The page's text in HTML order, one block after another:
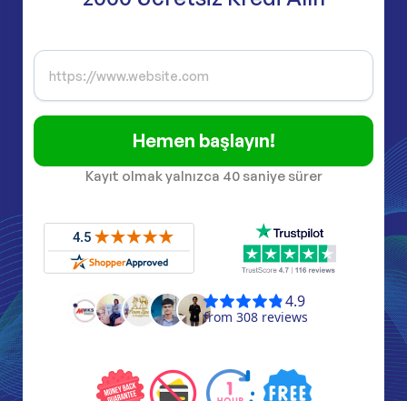
Hemen başlayın!
Kayıt olmak yalnızca 40 saniye sürer